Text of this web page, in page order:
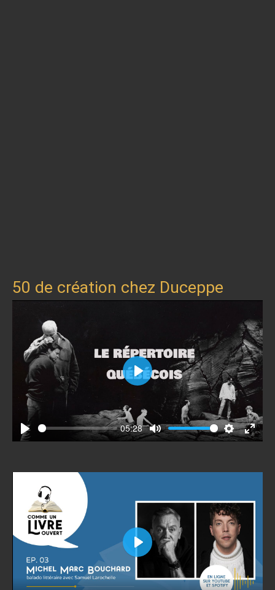
50 de création chez Duceppe
Play
05:28
Mute SettingsEnter
Play
Play